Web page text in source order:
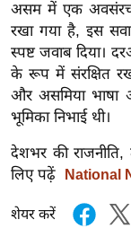
ज
न
ज
ग
त
ली
वु
ड
असम में एक
रखा गया है, इस
स्पष्ट जवाब दिया।
के रूप में संरक्षित
और असमिया भाषा
भूमिका निभाई थी।
देशभर की
लिए पढ़ें
National
शेयर करें